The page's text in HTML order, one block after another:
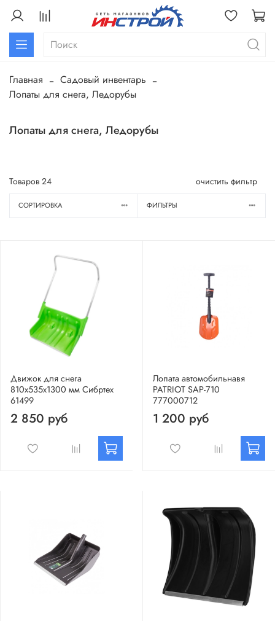
Главная
Садовый инвентарь
Лопаты для снега, Ледорубы
Лопаты для снега, Ледорубы
Товаров 24 очистить фильтр
СОРТИРОВКА ФИЛЬТРЫ
Движок для снега
810х535х1300 мм Сибртех
61499
2 850 руб
Лопата автомобильнавя
PATRIOT SAP-710
777000712
1 200 руб